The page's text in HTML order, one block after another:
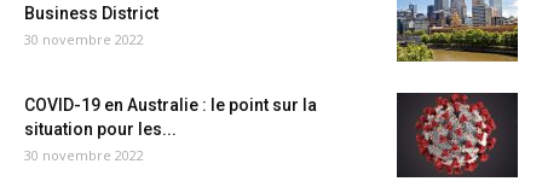
Business District
30 novembre 2022
COVID-19 en Australie : le point sur la
situation pour les...
30 novembre 2022